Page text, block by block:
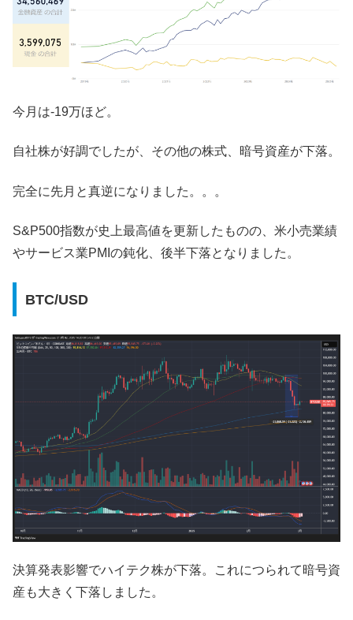
今月は-19万ほど。
自社株が好調でしたが、その他の株式、暗号資産が下落。
完全に先月と真逆になりました。。。
S&P500指数が史上最高値を更新したものの、米小売業績
やサービス業PMIの鈍化、後半下落となりました。
BTC/USD
決算発表影響でハイテク株が下落。これにつられて暗号資
産も大きく下落しました。